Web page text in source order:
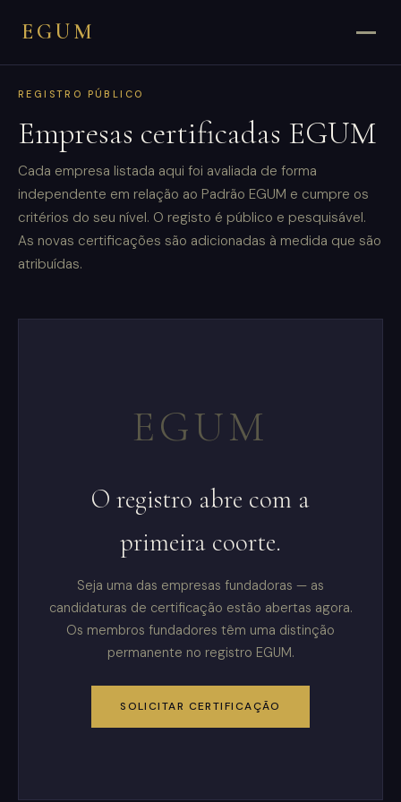
EGUM
REGISTRO PÚBLICO
Empresas certificadas EGUM
Cada empresa listada aqui foi avaliada de forma
independente em relação ao Padrão EGUM e cumpre os
critérios do seu nível. O registo é público e pesquisável.
As novas certificações são adicionadas à medida que são
atribuídas.
EGUM
O registro abre com a
primeira coorte.
Seja uma das empresas fundadoras — as
candidaturas de certificação estão abertas agora.
Os membros fundadores têm uma distinção
permanente no registro EGUM.
SOLICITAR CERTIFICAÇÃO